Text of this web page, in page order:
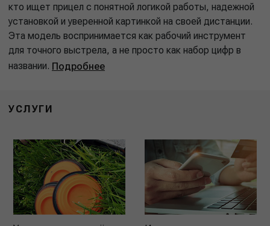
кто ищет прицел с понятной логикой работы, надежной
установкой и уверенной картинкой на своей дистанции.
Эта модель воспринимается как рабочий инструмент
для точного выстрела, а не просто как набор цифр в
названии. Подробнее
УСЛУГИ